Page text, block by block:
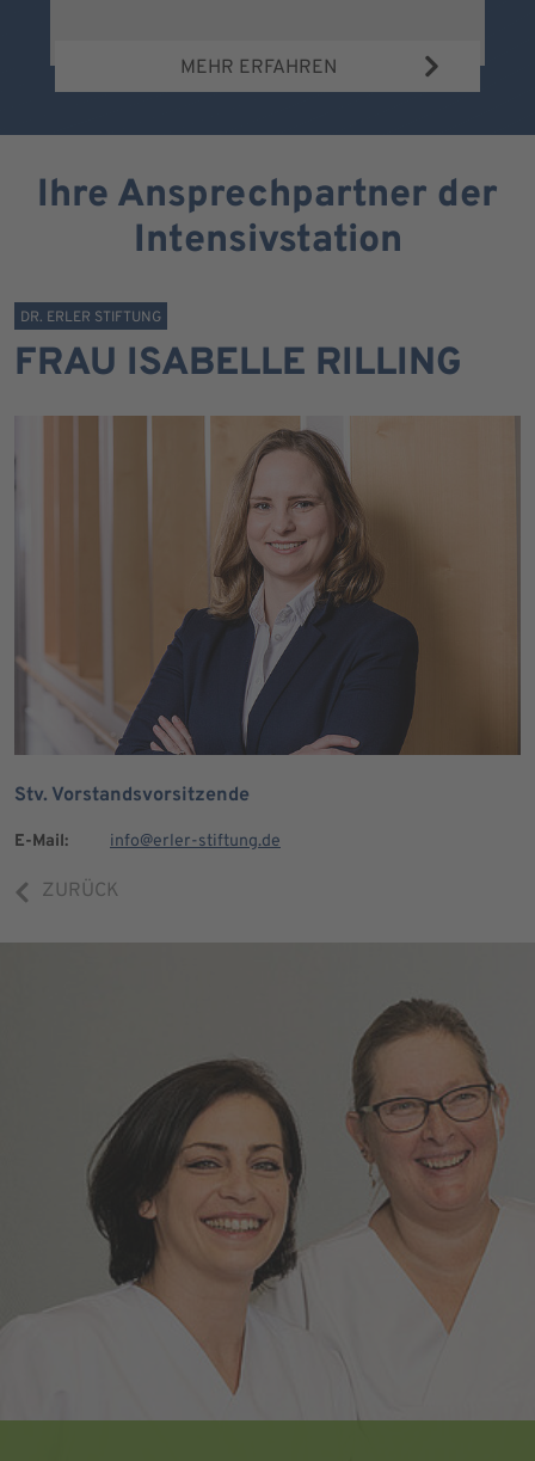
MEHR ERFAHREN
Ihre Ansprechpartner der
Intensivstation
DR. ERLER STIFTUNG
FRAU ISABELLE RILLING
Stv. Vorstandsvorsitzende
E-Mail: info@erler-stiftung.de
ZURÜCK